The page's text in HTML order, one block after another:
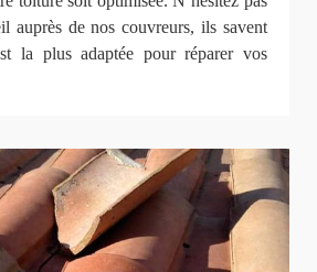
auprès de nos couvreurs, ils savent
la plus adaptée pour réparer vos